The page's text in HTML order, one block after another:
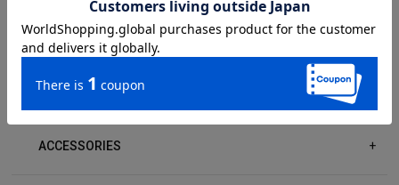
OUTER +
DRESS/ONE-PIECE
ACCESSORIES +